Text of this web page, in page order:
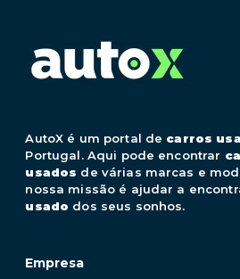
AutoX é um portal de carros
Portugal. Aqui pode encontrar
usados de várias marcas e
nossa missão é ajudar a
usado dos seus sonhos.
Empresa